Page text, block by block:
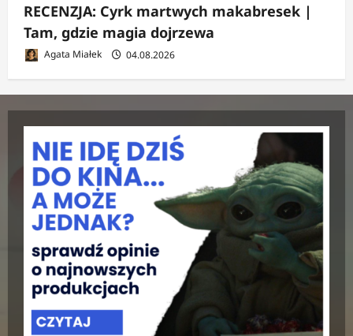
RECENZJA: Cyrk martwych makabresek |
Tam, gdzie magia dojrzewa
Agata Miałek 04.08.2026